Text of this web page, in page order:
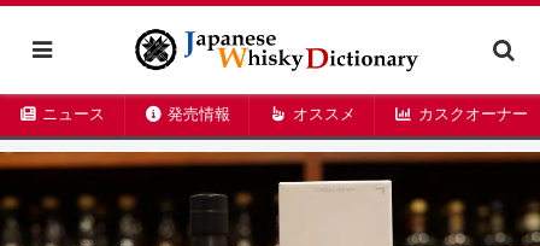
ニュース 発売情報 オススメ カスクオーナー